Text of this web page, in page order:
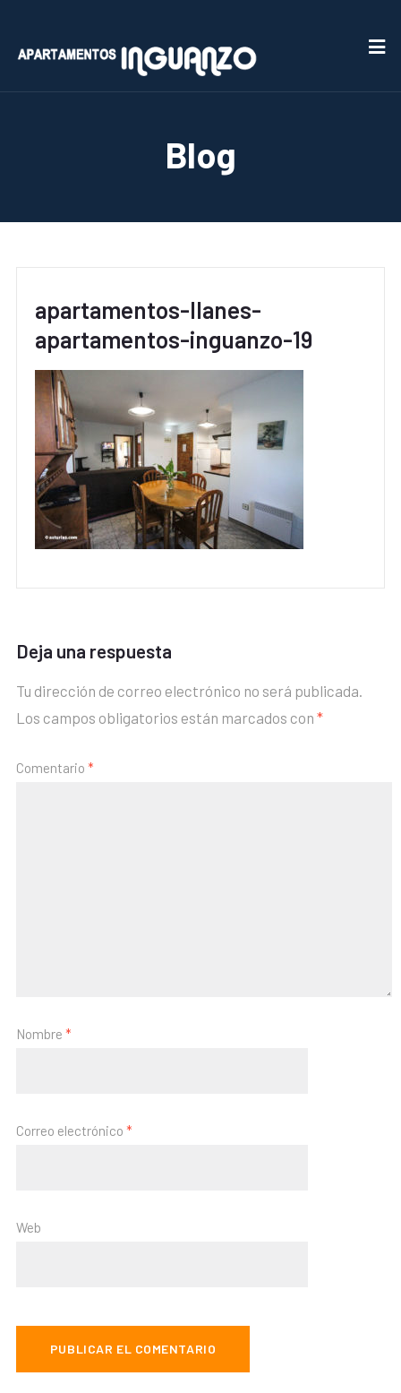
Blog
apartamentos-llanes-
apartamentos-inguanzo-19
Deja una respuesta
Tu dirección de correo electrónico no será publicada.
Los campos obligatorios están marcados con *
Comentario *
Nombre *
Correo electrónico *
Web